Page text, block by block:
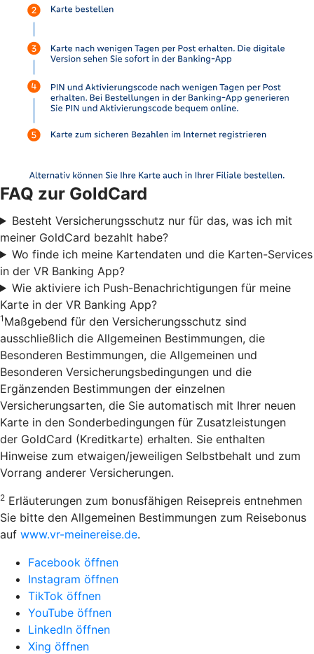
FAQ zur GoldCard
Besteht Versicherungsschutz nur für das, was ich mit
meiner GoldCard bezahlt habe?
Wo finde ich meine Kartendaten und die Karten-Services
in der VR Banking App?
Wie aktiviere ich Push-Benachrichtigungen für meine
Karte in der VR Banking App?
1 Maßgebend für den Versicherungsschutz sind
ausschließlich die Allgemeinen Bestimmungen, die
Besonderen Bestimmungen, die Allgemeinen und
Besonderen Versicherungsbedingungen und die
Ergänzenden Bestimmungen der einzelnen
Versicherungsarten, die Sie automatisch mit Ihrer neuen
Karte in den Sonderbedingungen für Zusatzleistungen
der GoldCard (Kreditkarte) erhalten. Sie enthalten
Hinweise zum etwaigen/jeweiligen Selbstbehalt und zum
Vorrang anderer Versicherungen.
2 Erläuterungen zum bonusfähigen Reisepreis entnehmen
Sie bitte den Allgemeinen Bestimmungen zum Reisebonus
auf www.vr-meinereise.de.
Facebook öffnen
Instagram öffnen
TikTok öffnen
YouTube öffnen
LinkedIn öffnen
Xing öffnen